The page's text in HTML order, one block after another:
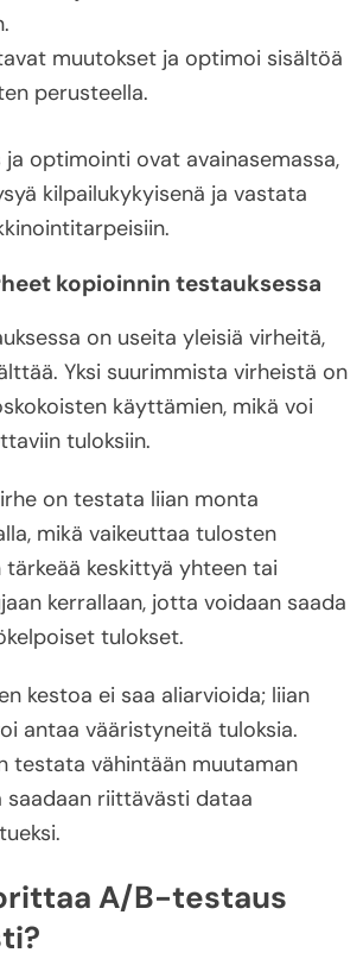
muutokset ja optimoi sisältöä
perusteella.
optimointi ovat avainasemassa,
kilpailukykyisenä ja vastata
kopioinnin testauksessa
on useita yleisiä virheitä,
Yksi suurimmista virheistä on
käyttämien, mikä voi
tuloksiin.
on testata liian monta
mikä vaikeuttaa tulosten
tärkeää keskittyä yhteen tai
kerrallaan, jotta voidaan saada
tulokset.
kestoa ei saa aliarvioida; liian
antaa vääristyneitä tuloksia.
testata vähintään muutaman
saadaan riittävästi dataa
A/B-testaus